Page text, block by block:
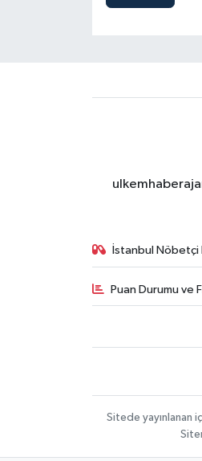
İstanbul Nöbetçi
Puan Durumu ve
Sitede yayınlanan